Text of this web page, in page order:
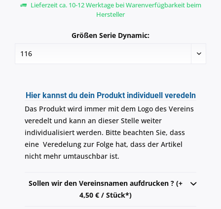
Lieferzeit ca. 10-12 Werktage bei Warenverfügbarkeit beim
Hersteller
Größen Serie Dynamic:
Hier kannst du dein Produkt individuell veredeln
Das Produkt wird immer mit dem Logo des Vereins
veredelt und kann an dieser Stelle weiter
individualisiert werden. Bitte beachten Sie, dass
eine Veredelung zur Folge hat, dass der Artikel
nicht mehr umtauschbar ist.
Sollen wir den Vereinsnamen aufdrucken ? (+
4,50 € / Stück*)